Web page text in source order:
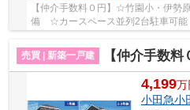
【仲介手数料０円】☆竹園小・伊
備 ☆カースペース並列2台駐車可
物件 ☆両面道路につき開放感 ☆コ
売買 | 新築一戸建
【仲介手数料０円】伊勢
4,199万
小田急小